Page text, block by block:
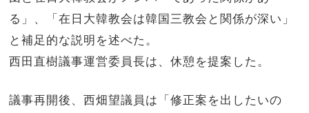
る」、「在日大韓教会は韓国三教会と関係が深い」
と補足的な説明を述べた。
西田直樹議事運営委員長は、休憩を提案した。
議事再開後、西畑望議員は「修正案を出したいの